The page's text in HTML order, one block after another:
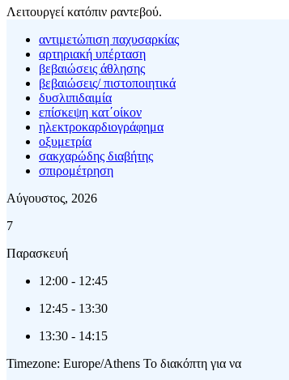
Λειτουργεί κατόπιν ραντεβού.
αντιμετώπιση παχυσαρκίας
αρτηριακή υπέρταση
βεβαιώσεις άθλησης
βεβαιώσεις/ πιστοποιητικά
δυσλιπιδαιμία
επίσκεψη κατ΄οίκον
ηλεκτροκαρδιογράφημα
οξυμετρία
σακχαρώδης διαβήτης
σπιρομέτρηση
Αύγουστος, 2026
7
Παρασκευή
12:00 - 12:45
12:45 - 13:30
13:30 - 14:15
Timezone: Europe/Athens Το διακόπτη για να